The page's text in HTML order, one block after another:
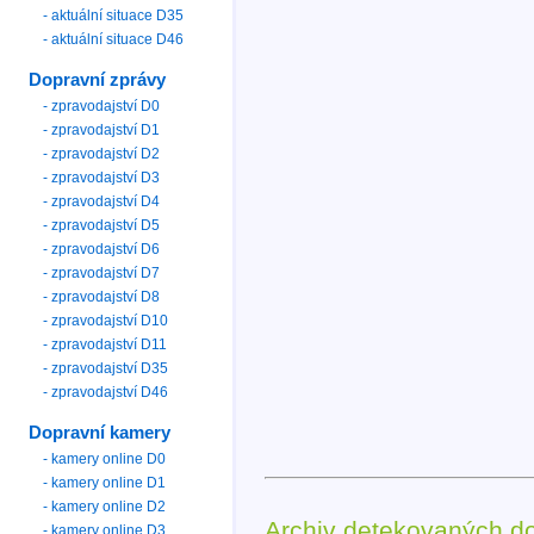
- aktuální situace D35
- aktuální situace D46
Dopravní zprávy
- zpravodajství D0
- zpravodajství D1
- zpravodajství D2
- zpravodajství D3
- zpravodajství D4
- zpravodajství D5
- zpravodajství D6
- zpravodajství D7
- zpravodajství D8
- zpravodajství D10
- zpravodajství D11
- zpravodajství D35
- zpravodajství D46
Dopravní kamery
- kamery online D0
- kamery online D1
- kamery online D2
- kamery online D3